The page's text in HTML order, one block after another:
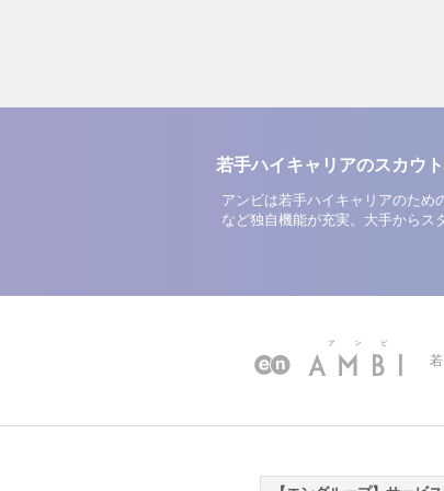
若手ハイキャリアのスカウ
アンビは若手ハイキャリアのため
など独自機能が充実。大手からス